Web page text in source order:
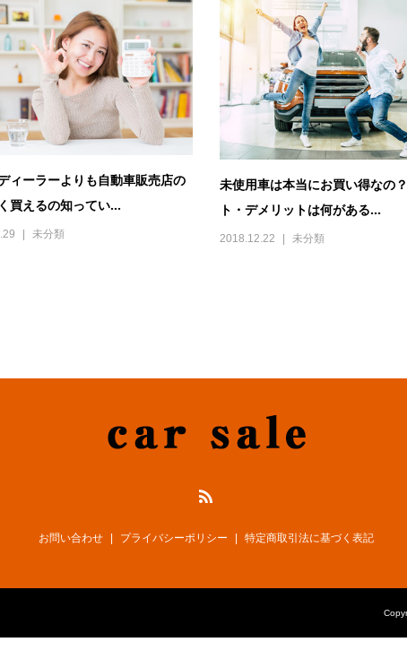
ィーラーよりも自動車販売店の
買えるの知ってい...
未分類
未使用車は本当にお買い得なの
ト・デメリットは何がある...
2018.12.22 未分類
お問い合わせ プライバシーポリシー 特定商取引法に基づく表記